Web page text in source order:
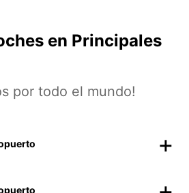
en Principales
por todo el mundo!